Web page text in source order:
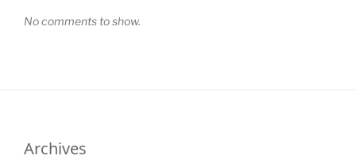
No comments to show.
Archives